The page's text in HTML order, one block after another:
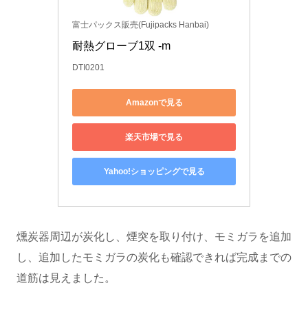
富士パックス販売(Fujipacks Hanbai)
耐熱グローブ1双 -m
DTI0201
Amazonで見る
楽天市場で見る
Yahoo!ショッピングで見る
燻炭器周辺が炭化し、煙突を取り付け、モミガラを追加
し、追加したモミガラの炭化も確認できれば完成までの
道筋は見えました。